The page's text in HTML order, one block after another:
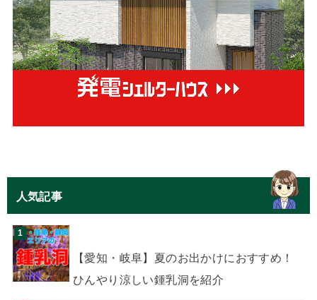
人気記事
【愛知・岐阜】夏のお出かけにおすすめ！
ひんやり涼しい鍾乳洞を紹介